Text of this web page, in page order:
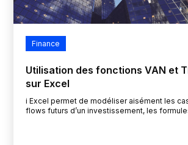
Finance
Utilisation des fonctions VAN et
sur Excel
i Excel permet de modéliser aisément les
flows futurs d’un investissement, les